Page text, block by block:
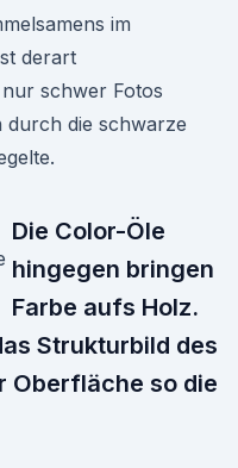
im
derart
schwer Fotos
durch die schwarze
Die Color-Öle
hingegen bringen
Farbe aufs Holz.
Strukturbild des
Oberfläche so die